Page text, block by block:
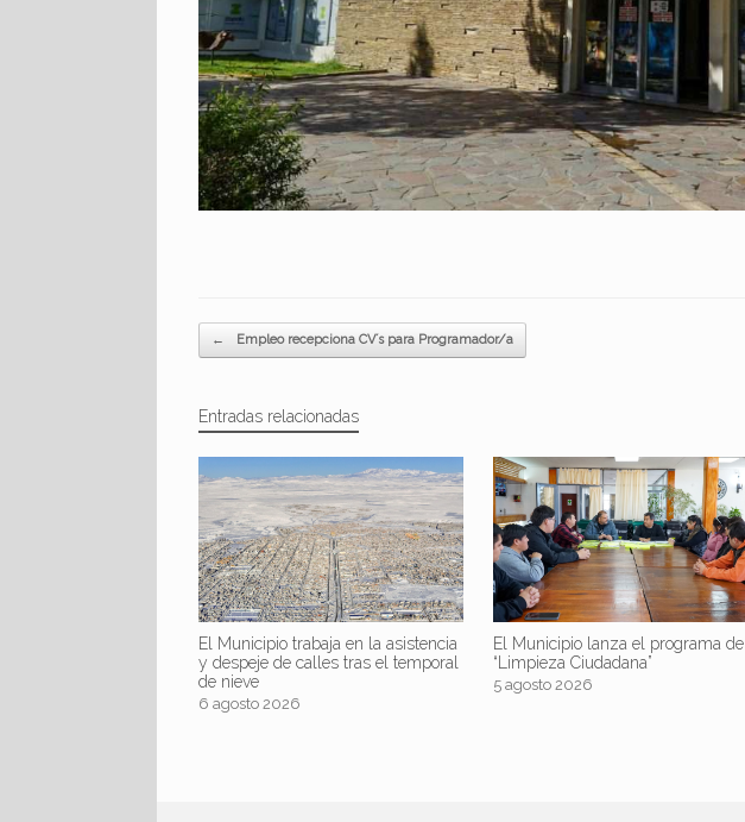
Navegador de artículos
← Empleo recepciona CV´s para Programador/a
Entradas relacionadas
El Municipio trabaja en la asistencia
y despeje de calles tras el temporal
de nieve
6 agosto 2026
El Municipio lanza el programa de
“Limpieza Ciudadana”
5 agosto 2026